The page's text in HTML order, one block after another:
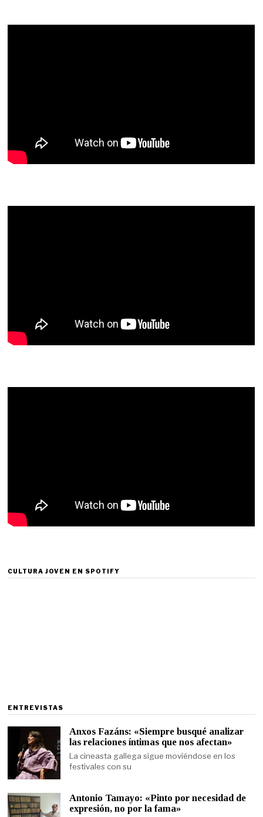
CULTURA JOVEN EN SPOTIFY
ENTREVISTAS
Anxos Fazáns: «Siempre busqué analizar
las relaciones íntimas que nos afectan»
La cineasta gallega sigue moviéndose en los
festivales con su
Antonio Tamayo: «Pinto por necesidad de
expresión, no por la fama»